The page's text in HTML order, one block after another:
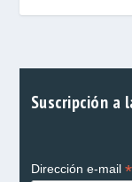
Suscripción a
Dirección e-mail *